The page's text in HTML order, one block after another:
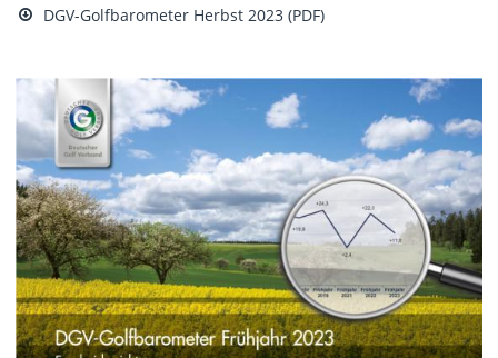
DGV-Golfbarometer Herbst 2023 (PDF)